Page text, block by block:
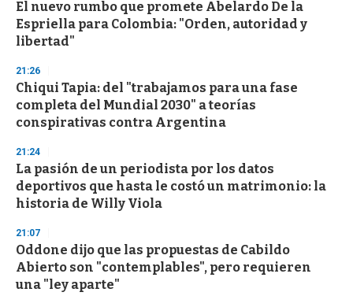
El nuevo rumbo que promete Abelardo De la
Espriella para Colombia: "Orden, autoridad y
libertad"
21:26
Chiqui Tapia: del "trabajamos para una fase
completa del Mundial 2030" a teorías
conspirativas contra Argentina
21:24
La pasión de un periodista por los datos
deportivos que hasta le costó un matrimonio: la
historia de Willy Viola
21:07
Oddone dijo que las propuestas de Cabildo
Abierto son "contemplables", pero requieren
una "ley aparte"